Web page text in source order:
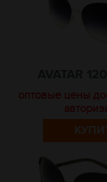
оптовые цены